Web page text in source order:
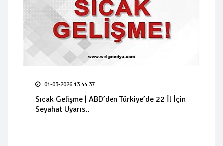
01-03-2026 13:44:37
Sıcak Gelişme | ABD’den Türkiye’de 22 İl İçin
Seyahat Uyarıs..